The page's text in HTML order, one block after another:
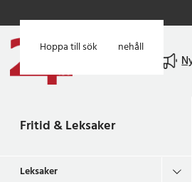
Hoppa till huvudinnehåll
Hoppa till sök
Fritid & Leksaker
Leksaker